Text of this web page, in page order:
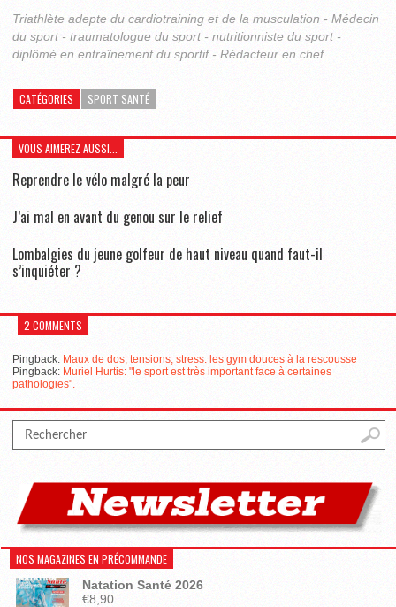
Triathlète adepte du cardiotraining et de la musculation - Médecin
du sport - traumatologue du sport - nutritionniste du sport -
diplômé en entraînement du sportif - Rédacteur en chef
CATÉGORIES SPORT SANTÉ
VOUS AIMEREZ AUSSI...
Reprendre le vélo malgré la peur
J’ai mal en avant du genou sur le relief
Lombalgies du jeune golfeur de haut niveau quand faut-il
s’inquiéter ?
2 COMMENTS
Pingback: Maux de dos, tensions, stress: les gym douces à la rescousse
Pingback: Muriel Hurtis: "le sport est très important face à certaines
pathologies".
NOS MAGAZINES EN PRÉCOMMANDE
Natation Santé 2026
€8,90